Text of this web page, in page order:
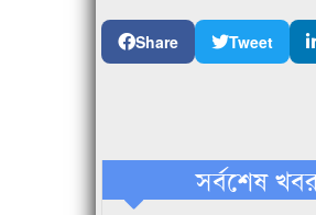
Share Tweet
সর্বশেষ